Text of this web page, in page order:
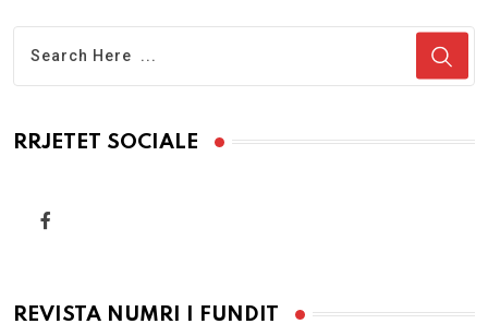
RRJETET SOCIALE
REVISTA NUMRI I FUNDIT